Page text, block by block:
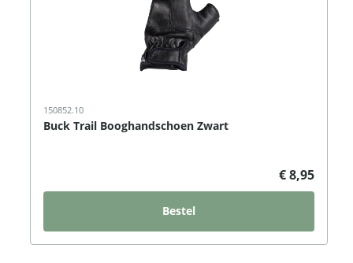
150852.10
Buck Trail Booghandschoen Zwart
€ 8,95
Bestel